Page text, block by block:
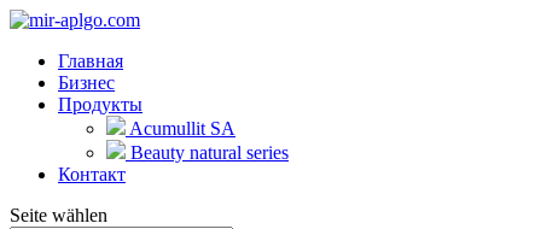
Главная
Бизнес
Продукты
Acumullit SA
Beauty natural series
Контакт
Seite wählen